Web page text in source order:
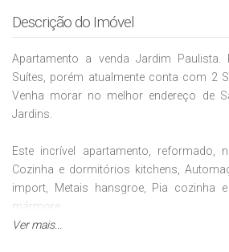
Descrição do Imóvel
Apartamento a venda Jardim
Suítes, porém atualmente conta com 2
Venha morar no melhor endereço de
Jardins.
Este incrível apartamento, reformado,
Cozinha e dormitórios kitchens,
import, Metais hansgroe, Pia cozinha
mármore.
Ver mais...